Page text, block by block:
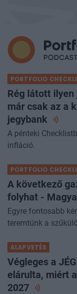
PORTFOLIO
Rég látott ilyen
már csak az a
jegybank
A pénteki
infláció.
PORTFOLIO
A következő
folyhat -
Egyre fontosabb
teremtünk a
ALAPVETÉS
Végleges a
elárulta, miért
2027